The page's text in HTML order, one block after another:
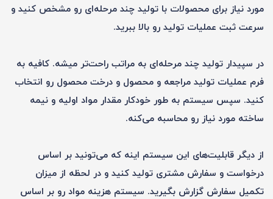
مورد نیاز برای محصولات با تولید چند مرحله‌ای رو مشخص کنید و
سرعت ثبت عملیات تولید رو بالا ببرید.
در سپیدار تولید چند مرحله‌ای به مراتب راحت‌تر میشه. کافیه به
فرم عملیات تولید مراجعه و محصول و درخت محصول رو انتخاب
کنید. سپس سیستم به طور خودکار مقدار مواد اولیه و نیمه
ساخته مورد نیاز رو محاسبه می‌کنه.
از دیگر قابلیت‌های این سیستم اینه که می‌تونید بر اساس
درخواست و سفارش مشتری تولید کنید و در لحظه از میزان
تکمیل سفارش گزارش بگیرید. سیستم هزینه مواد رو بر اساس